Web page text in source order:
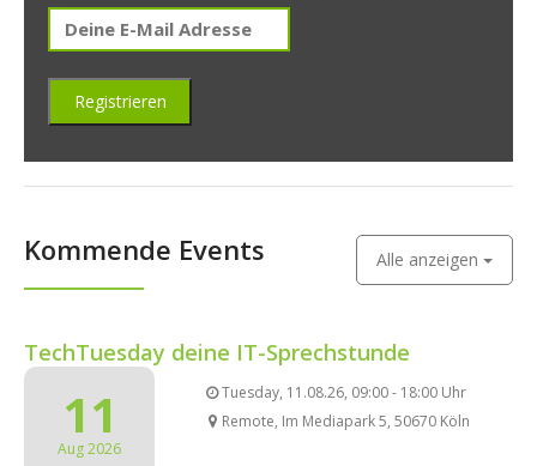
Kommende Events Alle anzeigen
TechTuesday deine IT-Sprechstunde
11
Aug 2026
Tuesday, 11.08.26, 09:00 - 18:00 Uhr
Remote, Im Mediapark 5, 50670 Köln